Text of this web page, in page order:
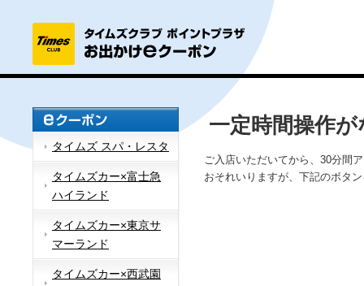
タイムズ スパ・レスタ
タイムズカー×富士急
ハイランド
タイムズカー×東京サ
マーランド
タイムズカー×西武園
一定時間操作
ご入店いただいてから、30分間
おそれいりますが、下記のボタ